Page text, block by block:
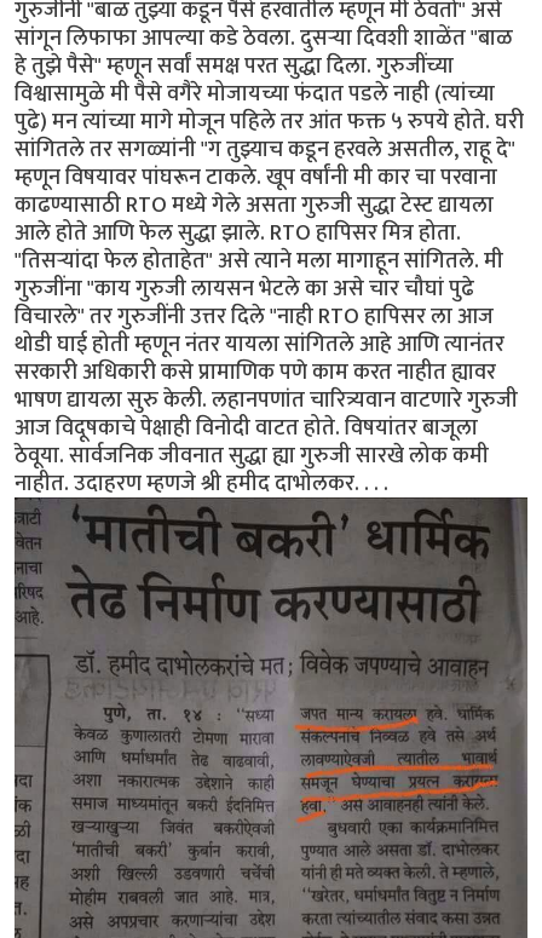
गुरुजींनी "बाळ तुझ्या कडून पैसे हरवातील म्हणून मी ठेवतो" असे
सांगून लिफाफा आपल्या कडे ठेवला. दुसऱ्या दिवशी शाळेंत "बाळ
हे तुझे पैसे" म्हणून सर्वां समक्ष परत सुद्धा दिला. गुरुजींच्या
विश्वासामुळे मी पैसे वगैरे मोजायच्या फंदात पडले नाही (त्यांच्या
पुढे) मन त्यांच्या मागे मोजून पहिले तर आंत फक्त ५ रुपये होते. घरी
सांगितले तर सगळ्यांनी "ग तुझ्याच कडून हरवले असतील, राहू दे"
म्हणून विषयावर पांघरून टाकले. खूप वर्षांनी मी कार चा परवाना
काढण्यासाठी RTO मध्ये गेले असता गुरुजी सुद्धा टेस्ट द्यायला
आले होते आणि फेल सुद्धा झाले. RTO हापिसर मित्र होता.
"तिसऱ्यांदा फेल होताहेत" असे त्याने मला मागाहून सांगितले. मी
गुरुजींना "काय गुरुजी लायसन भेटले का असे चार चौघां पुढे
विचारले" तर गुरुजींनी उत्तर दिले "नाही RTO हापिसर ला आज
थोडी घाई होती म्हणून नंतर यायला सांगितले आहे आणि त्यानंतर
सरकारी अधिकारी कसे प्रामाणिक पणे काम करत नाहीत ह्यावर
भाषण द्यायला सुरु केली. लहानपणांत चारित्र्यवान वाटणारे गुरुजी
आज विदूषकाचे पेक्षाही विनोदी वाटत होते. विषयांतर बाजूला
ठेवूया. सार्वजनिक जीवनात सुद्धा ह्या गुरुजी सारखे लोक कमी
नाहीत. उदाहरण म्हणजे श्री हमीद दाभोलकर. . . .